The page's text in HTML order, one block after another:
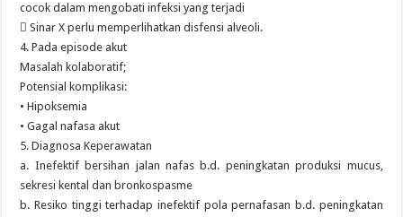
cocok dalam mengobati infeksi yang terjadi
 Sinar X perlu memperlihatkan disfensi alveoli.
4. Pada episode akut
Masalah kolaboratif;
Potensial komplikasi:
• Hipoksemia
• Gagal nafasa akut
5. Diagnosa Keperawatan
a. Inefektif bersihan jalan nafas b.d. peningkatan produksi mucus,
sekresi kental dan bronkospasme
b. Resiko tinggi terhadap inefektif pola pernafasan b.d. peningkatan